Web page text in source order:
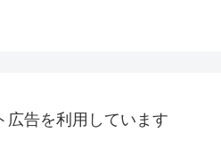
告を利用しています